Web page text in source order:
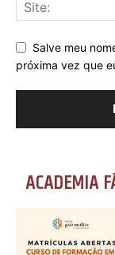
Salve meu
próxima vez que
ACADEMIA